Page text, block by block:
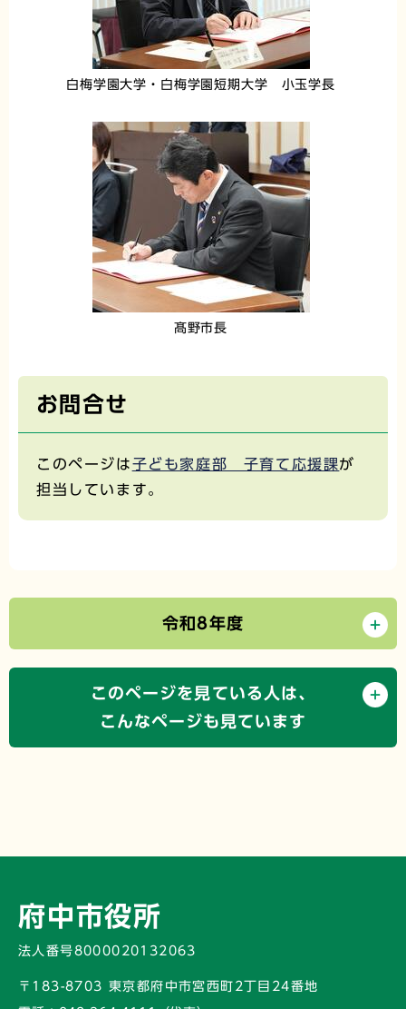
白梅学園大学・白梅学園短期大学 小玉学長
髙野市長
お問合せ
このページは子ども家庭部 子育て応援課が
担当しています。
令和8年度
このページを見ている人は、
こんなページも見ています
府中市役所
法人番号8000020132063
〒183-8703 東京都府中市宮西町2丁目24番地